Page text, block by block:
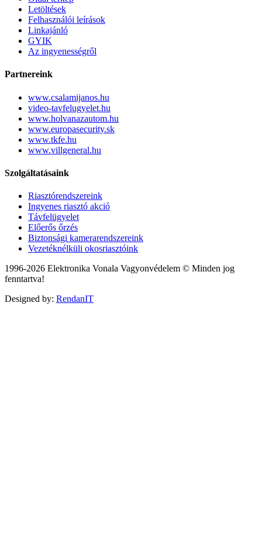
Letöltések
Felhasználói leírások
Linkajánló
GYIK
Az ingyenességről
Partnereink
www.csalamijanos.hu
video-tavfelugyelet.hu
www.holvanazautom.hu
www.europasecurity.sk
www.tkfe.hu
www.villgeneral.hu
Szolgáltatásaink
Riasztórendszereink
Ingyenes riasztó akció
Távfelügyelet
Előerős őrzés
Biztonsági kamerarendszereink
Vezetéknélküli okosriasztóink
1996-2026 Elektronika Vonala Vagyonvédelem © Minden jog
fenntartva!
Designed by: RendanIT